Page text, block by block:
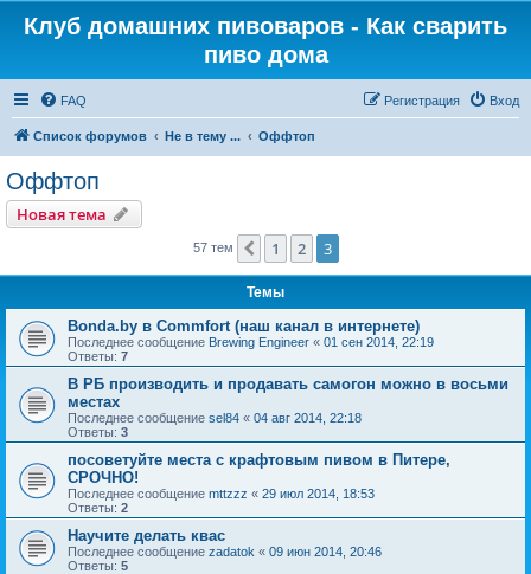
Клуб домашних пивоваров - Как cварить
пиво дома
FAQ Вход
Регистрация
Список форумов Не в тему ... Оффтоп
Оффтоп
Новая тема
57 тем Пред.
1 2 3
Темы
Bonda.by в Commfort (наш канал в интернете)
Последнее сообщение Brewing Engineer « 01 сен 2014, 22:19
Ответы: 7
В РБ производить и продавать самогон можно в восьми
местах
Последнее сообщение sel84 « 04 авг 2014, 22:18
Ответы: 3
посоветуйте места с крафтовым пивом в Питере,
СРОЧНО!
Последнее сообщение mttzzz « 29 июл 2014, 18:53
Ответы: 2
Научите делать квас
Последнее сообщение zadatok « 09 июн 2014, 20:46
Ответы: 5